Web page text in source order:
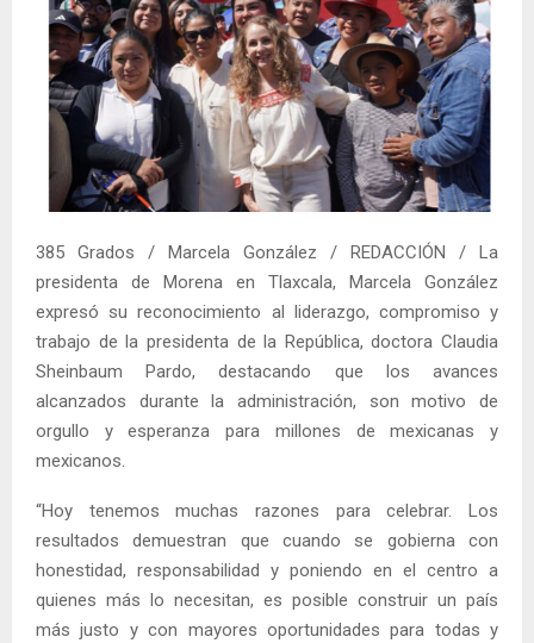
385 Grados / Marcela González / REDACCIÓN / La
presidenta de Morena en Tlaxcala, Marcela González
expresó su reconocimiento al liderazgo, compromiso y
trabajo de la presidenta de la República, doctora Claudia
Sheinbaum Pardo, destacando que los avances
alcanzados durante la administración, son motivo de
orgullo y esperanza para millones de mexicanas y
mexicanos.
“Hoy tenemos muchas razones para celebrar. Los
resultados demuestran que cuando se gobierna con
honestidad, responsabilidad y poniendo en el centro a
quienes más lo necesitan, es posible construir un país
más justo y con mayores oportunidades para todas y